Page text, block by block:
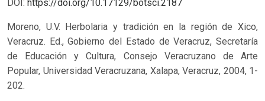
DOI: https://doi.org/10.17129/botsci.2187
Moreno, U.V. Herbolaria y tradición en la región de Xico,
Veracruz. Ed., Gobierno del Estado de Veracruz, Secretaría
de Educación y Cultura, Consejo Veracruzano de Arte
Popular, Universidad Veracruzana, Xalapa, Veracruz, 2004, 1-
202.